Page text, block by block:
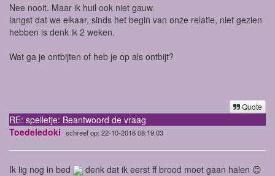
Nee nooit. Maar ik huil ook niet gauw.
langst dat we elkaar, sinds het begin van onze relatie, niet gezien
hebben is denk ik 2 weken.
Wat ga je ontbijten of heb je op als ontbijt?
Quote
RE: spelletje: Beantwoord de vraag
Toedeledoki schreef op: 22-10-2016 08:19:03
Ik lig nog in bed denk dat ik eerst ff brood moet gaan halen 😊